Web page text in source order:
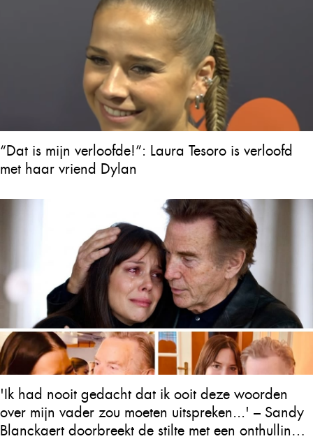
“Dat is mijn verloofde!”: Laura Tesoro is verloofd
met haar vriend Dylan
'Ik had nooit gedacht dat ik ooit deze woorden
over mijn vader zou moeten uitspreken...' – Sandy
Blanckaert doorbreekt de stilte met een onthulling